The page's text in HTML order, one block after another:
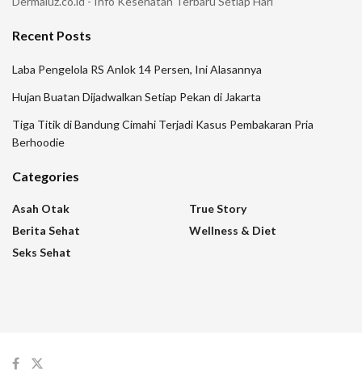
Recent Posts
Laba Pengelola RS Anlok 14 Persen, Ini Alasannya
Hujan Buatan Dijadwalkan Setiap Pekan di Jakarta
Tiga Titik di Bandung Cimahi Terjadi Kasus Pembakaran Pria
Berhoodie
Categories
Asah Otak
Berita Sehat
Seks Sehat
True Story
Wellness & Diet